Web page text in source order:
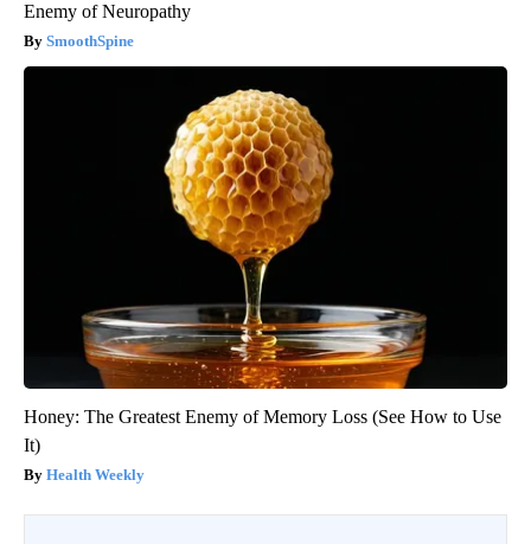
Enemy of Neuropathy
SmoothSpine
Honey: The Greatest Enemy of Memory Loss (See How to Use
It)
Health Weekly